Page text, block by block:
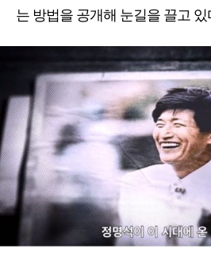
는 방법을 공개해 눈길을 끌고 있